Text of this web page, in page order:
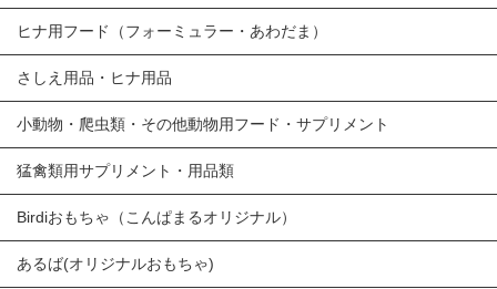
ヒナ用フード（フォーミュラー・あわだま）
さしえ用品・ヒナ用品
小動物・爬虫類・その他動物用フード・サプリメント
猛禽類用サプリメント・用品類
Birdiおもちゃ（こんぱまるオリジナル）
あるば(オリジナルおもちゃ)